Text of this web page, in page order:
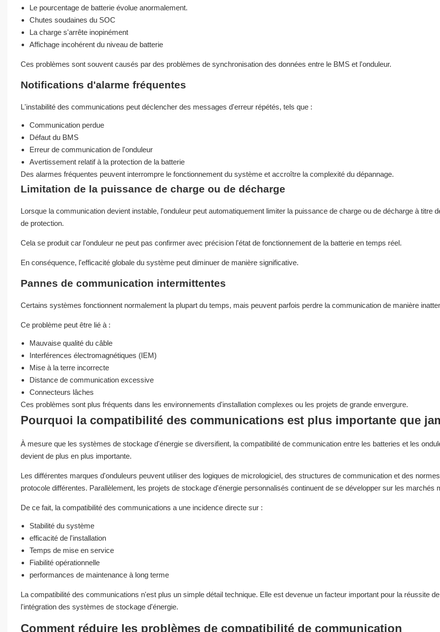
Le pourcentage de batterie évolue anormalement.
Chutes soudaines du SOC
La charge s'arrête inopinément
Affichage incohérent du niveau de batterie
Ces problèmes sont souvent causés par des problèmes de synchronisation des données entre le BMS et l'onduleur.
Notifications d'alarme fréquentes
L'instabilité des communications peut déclencher des messages d'erreur répétés, tels que :
Communication perdue
Défaut du BMS
Erreur de communication de l'onduleur
Avertissement relatif à la protection de la batterie
Des alarmes fréquentes peuvent interrompre le fonctionnement du système et accroître la complexité du dépannage.
Limitation de la puissance de charge ou de décharge
Lorsque la communication devient instable, l'onduleur peut automatiquement limiter la puissance de charge ou de décharge à titre
de protection.
Cela se produit car l'onduleur ne peut pas confirmer avec précision l'état de fonctionnement de la batterie en temps réel.
En conséquence, l'efficacité globale du système peut diminuer de manière significative.
Pannes de communication intermittentes
Certains systèmes fonctionnent normalement la plupart du temps, mais peuvent parfois perdre la communication de manière
Ce problème peut être lié à :
Mauvaise qualité du câble
Interférences électromagnétiques (IEM)
Mise à la terre incorrecte
Distance de communication excessive
Connecteurs lâches
Ces problèmes sont plus fréquents dans les environnements d'installation complexes ou les projets de grande envergure.
Pourquoi la compatibilité des communications est plus importante que
À mesure que les systèmes de stockage d'énergie se diversifient, la compatibilité de communication entre les batteries et les
devient de plus en plus importante.
Les différentes marques d'onduleurs peuvent utiliser des logiques de micrologiciel, des structures de communication et des
protocole différentes. Parallèlement, les projets de stockage d'énergie personnalisés continuent de se développer sur les marchés
De ce fait, la compatibilité des communications a une incidence directe sur :
Stabilité du système
efficacité de l'installation
Temps de mise en service
Fiabilité opérationnelle
performances de maintenance à long terme
La compatibilité des communications n'est plus un simple détail technique. Elle est devenue un facteur important pour la réussite de
l'intégration des systèmes de stockage d'énergie.
Comment réduire les problèmes de compatibilité de communication